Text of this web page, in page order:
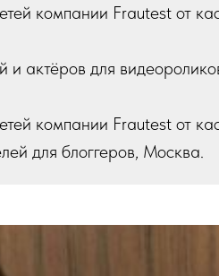
компании Frautest от
актёров для
компании Frautest от
для блоггеров, Москва.